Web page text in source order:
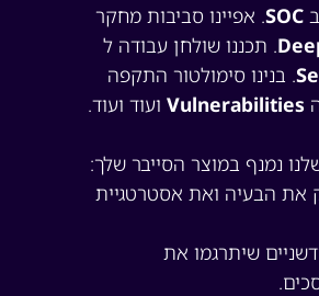
. אפיינו סביבות מחקר
. תכננו שולחן עבודה ל
סימולטור התקפה
ועוד ועוד.
במוצר הסייבר שלך:
הבעיה ואת אסטרטגיית
שיתרגמו את